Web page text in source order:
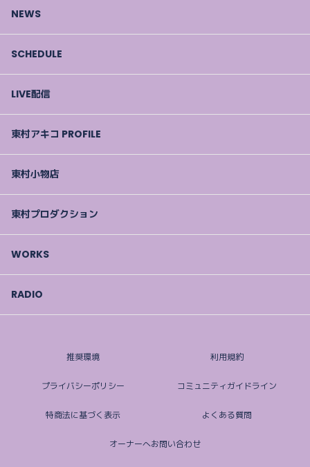
NEWS
SCHEDULE
LIVE配信
東村アキコ PROFILE
東村小物店
東村プロダクション
WORKS
RADIO
推奨環境 利用規約
プライバシーポリシー コミュニティガイドライン
特商法に基づく表示 よくある質問
オーナーへお問い合わせ